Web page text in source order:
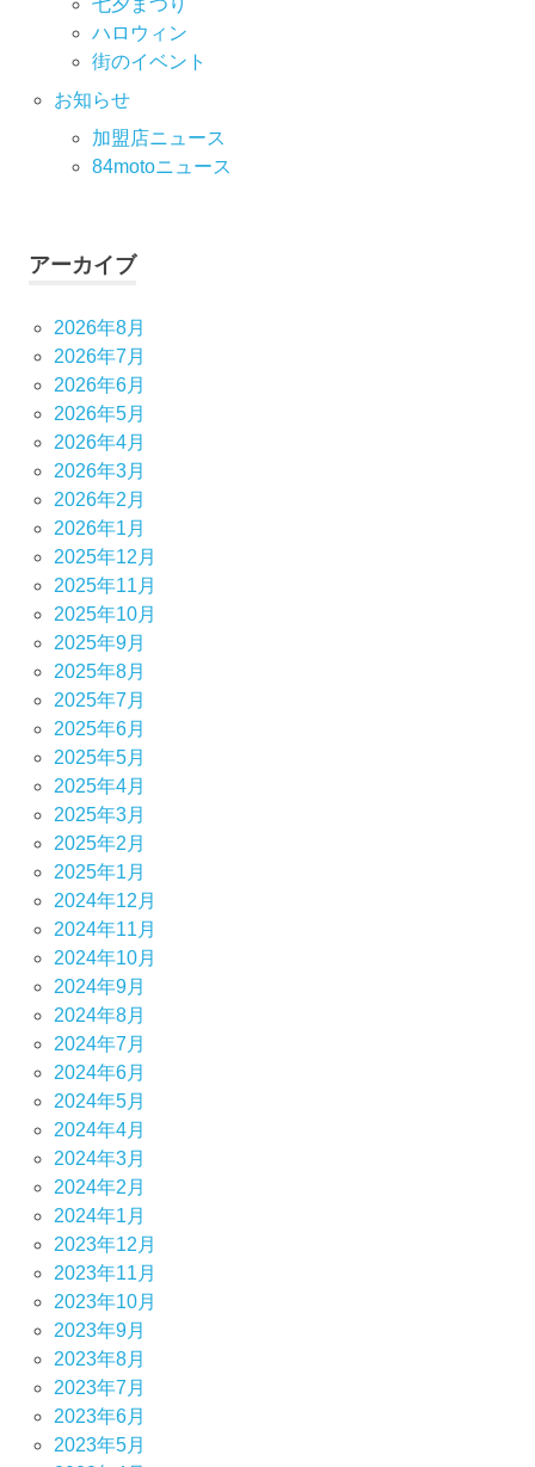
ハロウィン
街のイベント
お知らせ
加盟店ニュース
84motoニュース
アーカイブ
2026年8月
2026年7月
2026年6月
2026年5月
2026年4月
2026年3月
2026年2月
2026年1月
2025年12月
2025年11月
2025年10月
2025年9月
2025年8月
2025年7月
2025年6月
2025年5月
2025年4月
2025年3月
2025年2月
2025年1月
2024年12月
2024年11月
2024年10月
2024年9月
2024年8月
2024年7月
2024年6月
2024年5月
2024年4月
2024年3月
2024年2月
2024年1月
2023年12月
2023年11月
2023年10月
2023年9月
2023年8月
2023年7月
2023年6月
2023年5月